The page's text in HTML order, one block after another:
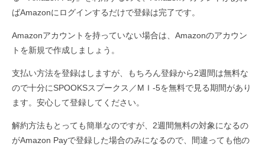
ばAmazonにログインするだけで登録は完了です。
Amazonアカウントを持っていない場合は、Amazonのアカウン
トを新規で作成しましょう。
支払い方法を登録はしますが、もちろん登録から2週間は無料な
ので十分にSPOOKSスプークス／MＩ-5を無料で見る期間があり
ます。安心して登録してください。
解約方法もとっても簡単なのですが、2週間無料の対象になるの
がAmazon Payで登録した場合のみになるので、間違っても他の